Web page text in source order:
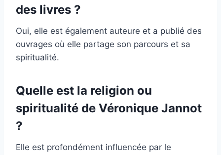
des livres ?
Oui, elle est également auteure et a publié des
ouvrages où elle partage son parcours et sa
spiritualité.
Quelle est la religion ou
spiritualité de Véronique Jannot
?
Elle est profondément influencée par le